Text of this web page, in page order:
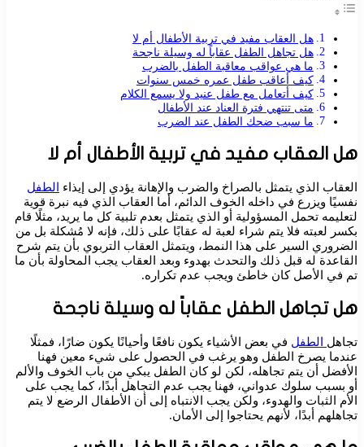
هل العقاب مفيد في تربية الأطفال أم لا
هل تجاهل الطفل عقاباً له وسيلة ناجحة
ما هي عواقب معاقبة الطفل بالضرب
كيف أعاقب طفل عمره خمس سنوات
كيف أتعامل مع طفل عنيد ولا يسمع الكلام
متى تنتهي فترة العناد عند الأطفال
ما سبب ضحك الطفل عند الضرب
هل العقاب مفيد في تربية الأطفال أم لا
العقاب الذي يتمثل بالصراخ والضرب والإهانة يؤدي إلى إيذاء
الطفل
نفسيًا ويزرع في داخله الخوف الدائم، أما العقاب الذي فيه نبرة قوية
لتعليمه تحمل المسؤولية أو الذي يتمثل بعدم تلبية كل ما يريد، مثلًا قام
بكسر لعبته فلا يتم شراء لعبة له عقابًا على ذلك، فإنه لا مُشكلة بل من
الضروري السير على هذا النمط، ويتمثل العقاب التربوي بأن يتم شرح
القاعدة له قبل ذلك والتحدث بهدوء وبعد العقاب يجب المحاولة بأن ما
تم في الأصل كان خاطئ ويجب عدم تكراره.
هل تجاهل الطفل عقاباً له وسيلة ناجحة
تجاهل الطفل في بعض الأشياء يكون نافعًا وأحيانًا يكون ضارًا، فمثلًا
عندما يصرخ الطفل وهو يرغب في الحصول على شيء معين فهنا
الأفضل أن يتم تجاهله، لكن لو كان الطفل يبكي من باب الخوف والألم
أو بسبب سلوك عدواني، فهنا يجب عدم التجاهل أبدًا، كما يجب على
الأم الثبات والهدوء، ولكن يجب الانتباه إلى أن الأطفال الرضع لا يتم
تجاهلهم أبدًا، لأنهم يحتاجوا إلى الأمان.